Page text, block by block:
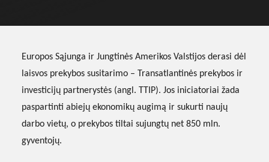
Europos Sąjunga ir Jungtinės Amerikos Valstijos derasi dėl
laisvos prekybos susitarimo – Transatlantinės prekybos ir
investicijų partnerystės (angl. TTIP). Jos iniciatoriai žada
paspartinti abiejų ekonomikų augimą ir sukurti naujų
darbo vietų, o prekybos tiltai sujungtų net 850 mln.
gyventojų.